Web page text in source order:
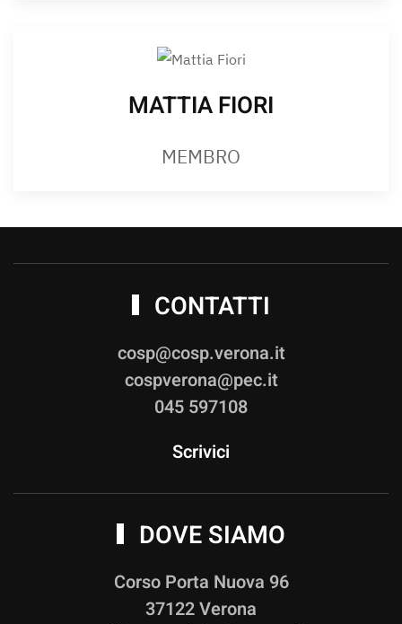
MATTIA FIORI
MEMBRO
CONTATTI
cosp@cosp.verona.it
cospverona@pec.it
045 597108
Scrivici
DOVE SIAMO
Corso Porta Nuova 96
37122 Verona